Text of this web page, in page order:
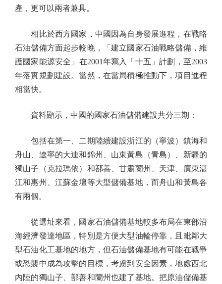
產，更可以兩者兼具。
相比於西方國家，中國因為自身發展進程，在戰略
石油儲備方面起步較晚，「建立國家石油戰略儲備，維
護國家能源安全」在2001年寫入「十五」計劃，至2003
年落實規劃建設。當然，在當局積極推動下，項目進程
相當快。
資料顯示，中國的國家石油儲備建設共分三期：
包括在第一、二期陸續建設浙江的（寧波）鎮海和
舟山、遼寧的大連和錦州、山東黃島（青島）、新疆的
獨山子（克拉瑪依）和鄯善、甘肅蘭州、天津、廣東湛
江和惠州、江蘇金壇等大型儲備基地，而舟山和黃島各
有兩個。
從選址來看，國家石油儲備基地較多布局在東部沿
海經濟發達地區，特別是方便大型油輪停靠，且毗鄰大
型石油化工基地的地方，但石油儲備基地有可能在戰爭
或恐襲中成為攻擊的目標，考慮到安全因素，地處西北
內陸的獨山子、鄯善和蘭州也建了基地。把原油儲備基